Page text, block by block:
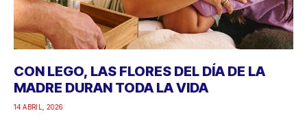
CON LEGO, LAS FLORES DEL DÍA DE LA
MADRE DURAN TODA LA VIDA
14 ABRIL, 2026